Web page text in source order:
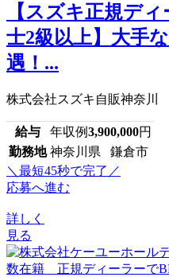
【スズキ正規デ
士2級以上】大手
遇！...
株式会社スズキ自販神奈川
給与 年収例3,900,000円
勤務地 神奈川県 鎌倉市
＼最短45秒で完了／
応募へ進む
詳しく
見る